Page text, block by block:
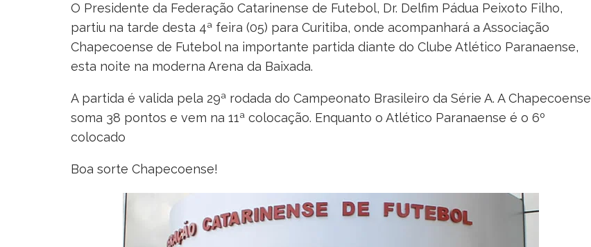
O Presidente da Federação Catarinense de Futebol, Dr. Delfim Pádua Peixoto Filho,
partiu na tarde desta 4ª feira (05) para Curitiba, onde acompanhará a Associação
Chapecoense de Futebol na importante partida diante do Clube Atlético Paranaense,
esta noite na moderna Arena da Baixada.
A partida é valida pela 29ª rodada do Campeonato Brasileiro da Série A. A Chapecoense
soma 38 pontos e vem na 11ª colocação. Enquanto o Atlético Paranaense é o 6º
colocado
Boa sorte Chapecoense!